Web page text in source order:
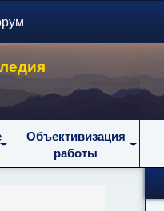
Объективизация
работы